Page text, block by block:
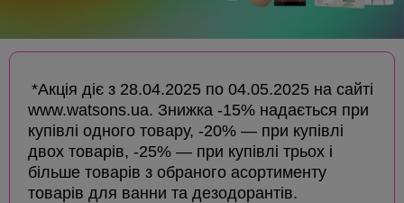
*Акція діє з 28.04.2025 по 04.05.2025 на сайті
www.watsons.ua. Знижка -15% надається при
купівлі одного товару, -20% — при купівлі
двох товарів, -25% — при купівлі трьох і
більше товарів з обраного асортименту
товарів для ванни та дезодорантів.